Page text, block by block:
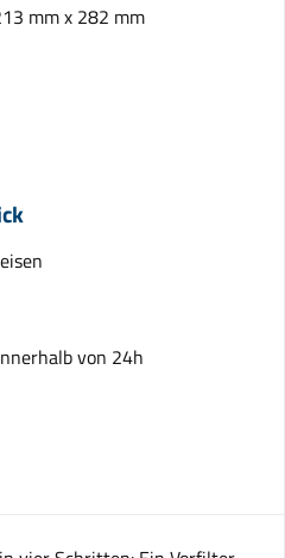
mm x 282 mm
von 24h